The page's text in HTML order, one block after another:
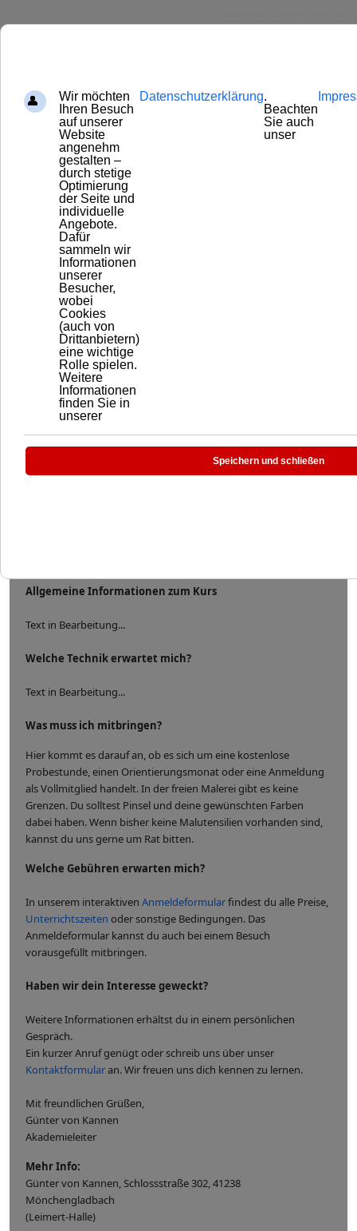
ERWACHSENE
Künstlerisch kreativer Freizeitbereich für erwachsene
Anfänger und Fortgeschrittene
Allgemeine Informationen zum Kurs
Text in Bearbeitung...
Welche Technik erwartet mich?
Text in Bearbeitung...
Was muss ich mitbringen?
Hier kommt es darauf an, ob es sich um eine kostenlose
Probestunde, einen Orientierungsmonat oder eine Anmeldung
als Vollmitglied handelt. In der freien Malerei gibt es keine
Grenzen. Du solltest Pinsel und deine gewünschten Farben
dabei haben. Wenn bisher keine Malutensilien vorhanden sind,
kannst du uns gerne um Rat bitten.
Welche Gebühren erwarten mich?
In unserem interaktiven Anmeldeformularfindest du alle Preise,
Unterrichtszeiten oder sonstige Bedingungen. Das
Anmeldeformular kannst du auch bei einem Besuch
vorausgefüllt mitbringen.
Haben wir dein Interesse geweckt?
Weitere Informationen erhältst du in einem persönlichen
Gespräch.
Ein kurzer Anruf genügt oder schreib uns über unser
Kontaktformularan. Wir freuen uns dich kennen zu lernen.
Mit freundlichen Grüßen,
Günter von Kannen
Akademieleiter
Mehr Info:
Günter von Kannen, Schlossstraße 302, 41238
Mönchengladbach
(Leimert-Halle)